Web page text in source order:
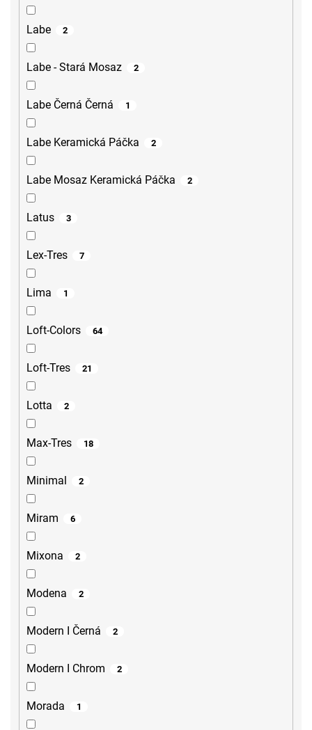
Labe 2
Labe - Stará Mosaz 2
Labe Černá Černá 1
Labe Keramická Páčka 2
Labe Mosaz Keramická Páčka 2
Latus 3
Lex-Tres 7
Lima 1
Loft-Colors 64
Loft-Tres 21
Lotta 2
Max-Tres 18
Minimal 2
Miram 6
Mixona 2
Modena 2
Modern I Černá 2
Modern I Chrom 2
Morada 1